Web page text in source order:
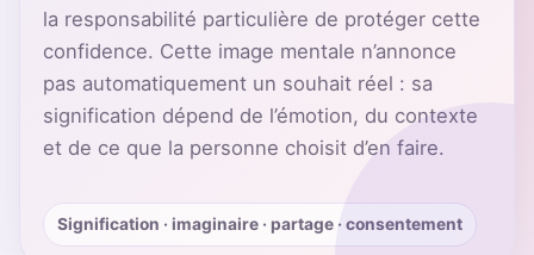
la responsabilité particulière de protéger cette
confidence. Cette image mentale n’annonce
pas automatiquement un souhait réel : sa
signification dépend de l’émotion, du contexte
et de ce que la personne choisit d’en faire.
Signification · imaginaire · partage · consentement